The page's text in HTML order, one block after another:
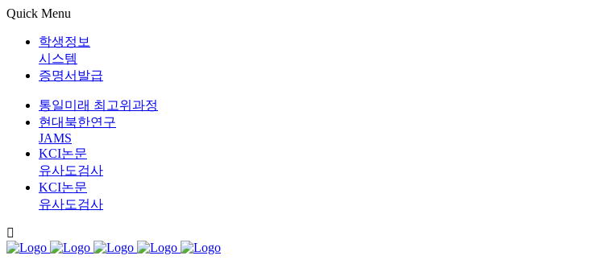
Quick Menu
학생정보
시스템
증명서발급
통일미래 최고위과정
현대북한연구
JAMS
KCI논문
유사도검사
KCI논문
유사도검사